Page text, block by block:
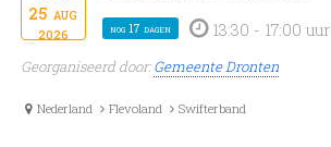
25 aug
2026 nog 17 dagen 13:30 - 17:00 uur
Georganiseerd door:Gemeente Dronten
Nederland Flevoland Swifterband